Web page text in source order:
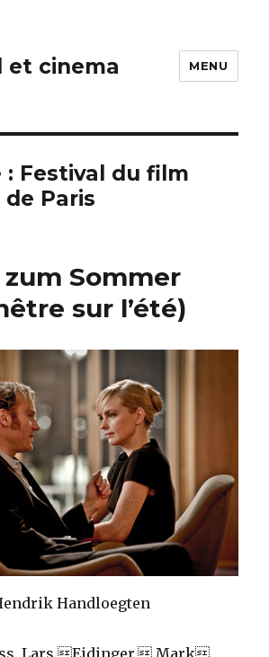
et cinema MENU
: Festival du film
Paris
Sommer
sur l’été)
Handloegten
Lars Eidinger, Mark